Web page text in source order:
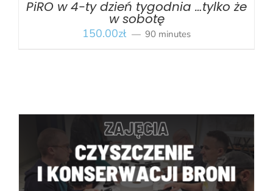
PiRO w 4-ty dzień tygodnia …tylko że
w sobotę
150.00zł 90 minutes